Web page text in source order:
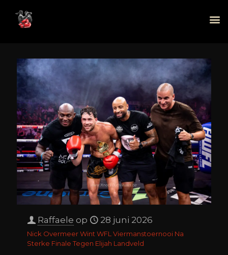
Raffaele op 28 juni 2026
Nick Overmeer Wint WFL Viermanstoernooi Na
Sterke Finale Tegen Elijah Landveld